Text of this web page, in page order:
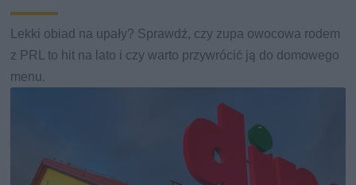
Lekki obiad na upały? Sprawdź, czy zupa owocowa rodem
z PRL to hit na lato i czy warto przywrócić ją do domowego
menu.